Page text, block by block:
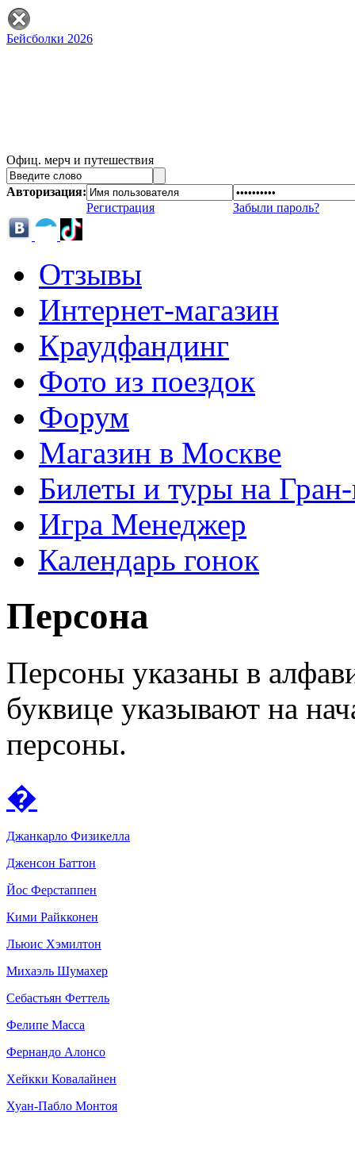
Бейсболки 2026
Офиц. мерч и путешествия
Авторизация:
Регистрация
Забыли пароль?
Отзывы
Интернет-магазин
Краудфандинг
Фото из поездок
Форум
Магазин в Москве
Билеты и туры на
Игра Менеджер
Календарь гонок
Персона
Персоны указаны в
буквице указывают на
персоны.
�
Джанкарло Физикелла
Дженсон Баттон
Йос Ферстаппен
Кими Райкконен
Льюис Хэмилтон
Михаэль Шумахер
Себастьян Феттель
Фелипе Масса
Фернандо Алонсо
Хейкки Ковалайнен
Хуан-Пабло Монтоя